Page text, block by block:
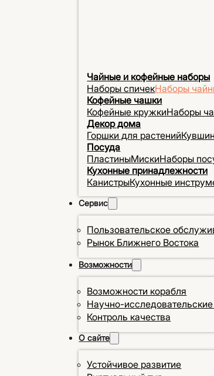
Чайные и кофейные наборы
Наборы спичекНаборы
Кофейные чашки
Кофейные кружкиНаборы
Декор дома
Горшки для растений
Посуда
ПластиныМискиНаборы
Кухонные принадлежности
КанистрыКухонные
Сервис
Пользовательское
Рынок Ближнего Востока
Возможности
Возможности корабля
Научно-
Контроль качества
О сайте
Устойчивое развитие